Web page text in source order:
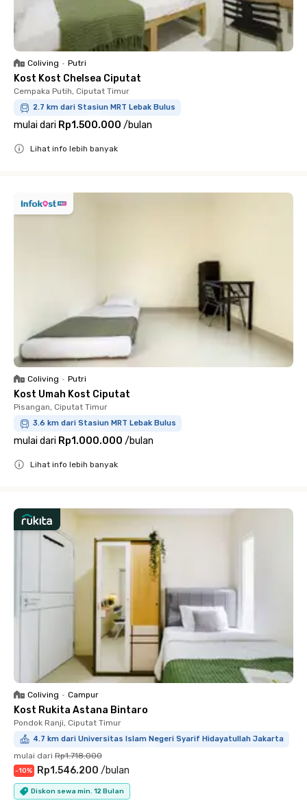
Coliving • Putri
Kost Kost Chelsea Ciputat
Cempaka Putih, Ciputat Timur
2.7 km dari Stasiun MRT Lebak Bulus
mulai dari Rp1.500.000 /bulan
Lihat info lebih banyak
Coliving • Putri
Kost Umah Kost Ciputat
Pisangan, Ciputat Timur
3.6 km dari Stasiun MRT Lebak Bulus
mulai dari Rp1.000.000 /bulan
Lihat info lebih banyak
Coliving • Campur
Kost Rukita Astana Bintaro
Pondok Ranji, Ciputat Timur
4.7 km dari Universitas Islam Negeri Syarif Hidayatullah Jakarta
mulai dari Rp1.718.000
-10% Rp1.546.200 /bulan
Diskon sewa min. 12 Bulan